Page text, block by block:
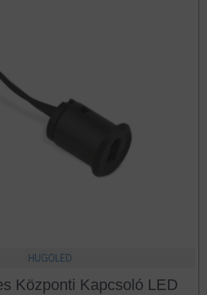
HUGOLED
Központi Kapcsoló LED